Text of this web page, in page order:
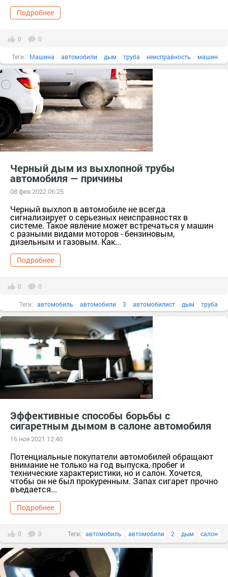
Подробнее
0 0
Теги: Машина автомобили дым труба неисправность машин
Черный дым из выхлопной трубы
автомобиля — причины
08 фев 2022 06:25
Черный выхлоп в автомобиле не всегда
сигнализирует о серьезных неисправностях в
системе. Такое явление может встречаться у машин
с разными видами моторов - бензиновым,
дизельным и газовым. Как...
Подробнее
0 0
Теги: автомобиль автомобили 3 автомобилист дым труба
Эффективные способы борьбы с
сигаретным дымом в салоне автомобиля
16 ноя 2021 12:40
Потенциальные покупатели автомобилей обращают
внимание не только на год выпуска, пробег и
технические характеристики, но и салон. Хочется,
чтобы он не был прокуренным. Запах сигарет прочно
въедается...
Подробнее
0 0 Теги: автомобиль автомобили 2 дым салон